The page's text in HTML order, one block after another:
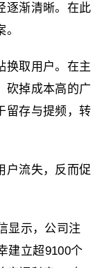
逐渐清晰。在此
换取用户。在主
砍掉成本高的广
留存与提频，转
户流失，反而促
显示，公司注
建立超9100个